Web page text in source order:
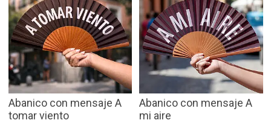
Abanico con mensaje A
tomar viento
Abanico con mensaje A
mi aire